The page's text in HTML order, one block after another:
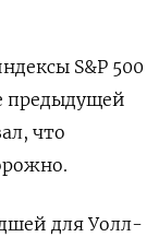
S&P 500
предыдущей
что
для Уолл-